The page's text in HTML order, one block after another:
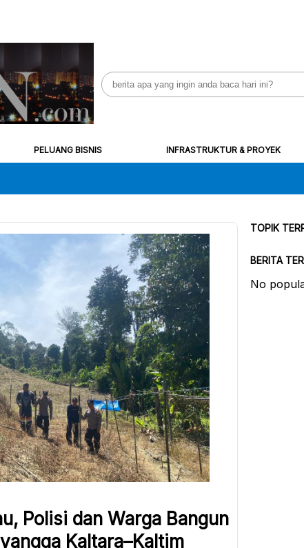
Search
for:
PELUANG BISNIS INFRASTRUKTUR & PROYEK
Polisi dan Warga Bangun
Kaltara–Kaltim
TOPIK
BERITA
No